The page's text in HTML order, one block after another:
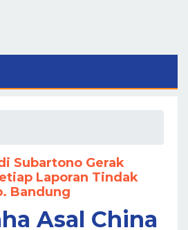
Subartono Gerak
Laporan Tindak
Bandung
Asal China